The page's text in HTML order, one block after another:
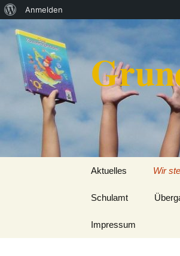
Über
WordPress
Anmelden
Inhalt
springen
Aktuelles Wir
Schulamt
Impressum